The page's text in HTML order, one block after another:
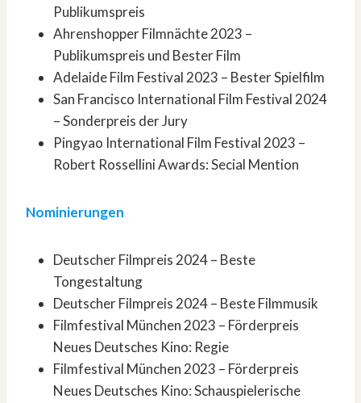
Publikumspreis
Ahrenshopper Filmnächte 2023 –
Publikumspreis und Bester Film
Adelaide Film Festival 2023 – Bester Spielfilm
San Francisco International Film Festival 2024
– Sonderpreis der Jury
Pingyao International Film Festival 2023 –
Robert Rossellini Awards: Secial Mention
Nominierungen
Deutscher Filmpreis 2024 – Beste
Tongestaltung
Deutscher Filmpreis 2024 – Beste Filmmusik
Filmfestival München 2023 – Förderpreis
Neues Deutsches Kino: Regie
Filmfestival München 2023 – Förderpreis
Neues Deutsches Kino: Schauspielerische